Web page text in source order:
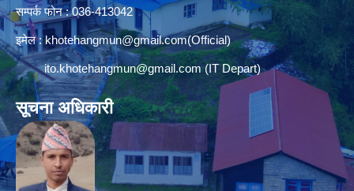
सम्पर्क फोन : 036-413042
इमेल :khotehangmun@gmail.com(Official)
ito.khotehangmun@gmail.com(IT Depart)
सूचना अधिकारी